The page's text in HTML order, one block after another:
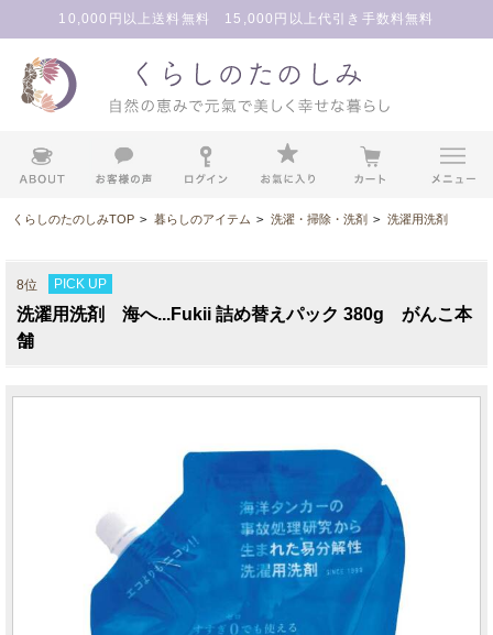
10,000円以上送料無料 15,000円以上代引き手数料無料
くらしのたのしみTOP > 暮らしのアイテム > 洗濯・掃除・洗剤 > 洗濯用洗剤
8位 PICK UP
洗濯用洗剤 海へ...Fukii 詰め替えパック 380g がんこ本
舗